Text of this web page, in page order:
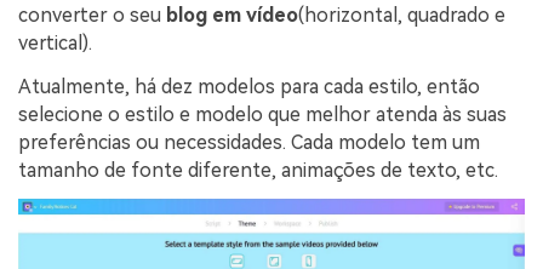
converter o seu blog em vídeo(horizontal, quadrado e
vertical).
Atualmente, há dez modelos para cada estilo, então
selecione o estilo e modelo que melhor atenda às suas
preferências ou necessidades. Cada modelo tem um
tamanho de fonte diferente, animações de texto, etc.